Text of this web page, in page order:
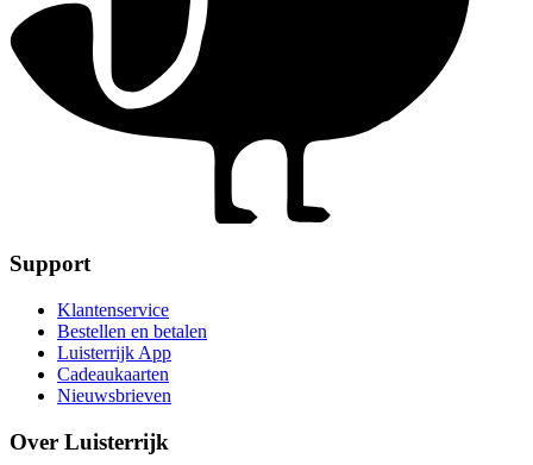
Support
Klantenservice
Bestellen en betalen
Luisterrijk App
Cadeaukaarten
Nieuwsbrieven
Over Luisterrijk